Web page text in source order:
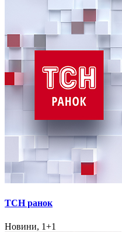
ТСН ранок
Новини, 1+1